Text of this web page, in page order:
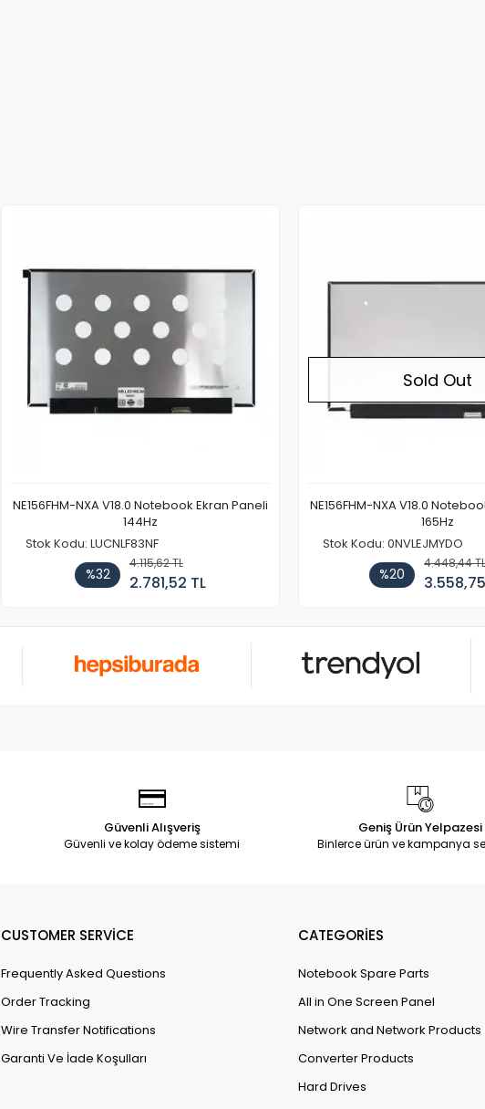
NE156FHM-NXA V18.0 Notebook Ekran Paneli
144Hz
Stok Kodu: LUCNLF83NF
%32
4.115,62 TL
2.781,52 TL
Sold Out
NE156FHM-NXA V18.0
165Hz
Stok Kodu: 0NVLEJMYDO
%20
4.448,44
Güvenli Alışveriş
Güvenli ve kolay ödeme sistemi
Geniş Ürün Yelpazesi
Binlerce ürün ve kampanya
CUSTOMER SERVİCE
Frequently Asked Questions
Order Tracking
Wire Transfer Notifications
Garanti Ve İade Koşulları
CATEGORİES
Notebook Spare Parts
All in One Screen Panel
Network and Network Products
Converter Products
Hard Drives